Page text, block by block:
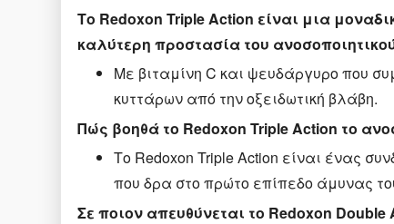
Το Redoxon Triple Action είναι μια
καλύτερη προστασία του
Με βιταμίνη C και ψευδάργυρο που
κυττάρων από την οξειδωτική βλάβη.
Πώς βοηθά το Redoxon Triple Action το
Το Redoxon Triple Action είναι ένας
που δρα στο πρώτο επίπεδο άμυνας
Σε ποιον απευθύνεται το Redoxon Double